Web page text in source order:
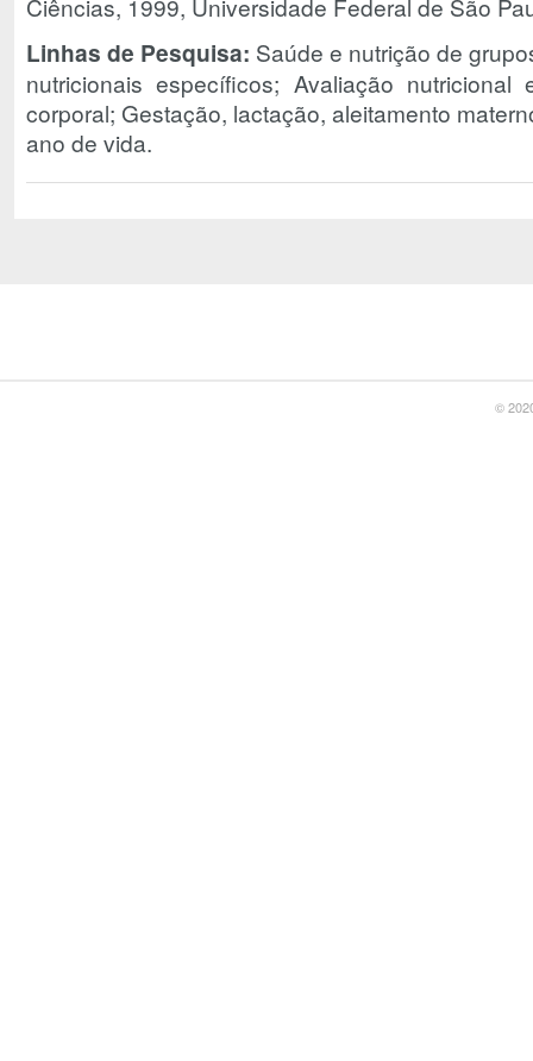
Ciências, 1999, Universidade Federal de São
Linhas de Pesquisa: Saúde e nutrição de
nutricionais específicos; Avaliação
corporal; Gestação, lactação, aleitamento
ano de vida.
©